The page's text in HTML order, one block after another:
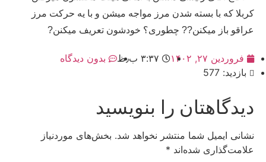
کربلا که با بسته شدن مرز مواجه میشن و با یه حرکت مرز
عراقو باز میکنن?? چطوری؟ خودشون تعریف میکنن?
فروردین ۲۷, ۱۴۰۲ ۳:۳۷ ب٫ظ
بدون دیدگاه
بازدید: 577
دیدگاهتان را بنویسید
نشانی ایمیل شما منتشر نخواهد شد. بخش‌های موردنیاز
علامت‌گذاری شده‌اند *